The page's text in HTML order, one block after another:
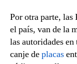
Por otra parte, las
el país, van de la
las autoridades
canje deplacas